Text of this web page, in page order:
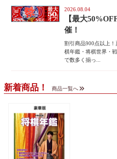
2026.08.04
【最大
催！
割引商品900点以上
棋年鑑・将棋世界・
で数多く揃っ...
新着商品！ 商品一覧へ